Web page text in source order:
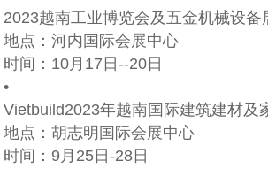
2023越南工业博览会及五金机械设
地点：河内国际会展中心
时间：10月17日--20日
•
Vietbuild2023年越南国际建筑建材及
地点：胡志明国际会展中心
时间：9月25日-28日